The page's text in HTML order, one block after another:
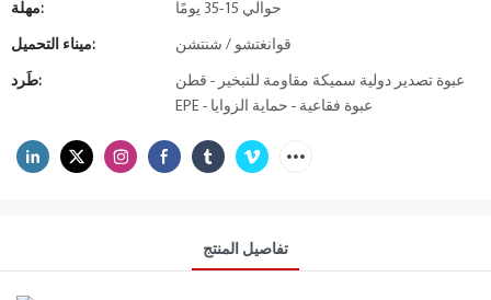
مهلة: حوالي 15-35 يومًا
ميناء التحميل: قوانغتشو / شنتشن
طَرد:
عبوة تصدير دولية سميكة مقاومة للتبخير - قطن
EPE - عبوة فقاعية - حماية الزوايا
تفاصيل المنتج